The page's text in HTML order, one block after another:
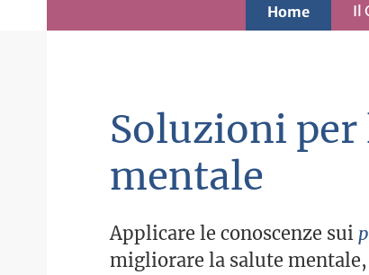
Home Il
Soluzioni per
mentale
Applicare le conoscenze sui
migliorare la salute